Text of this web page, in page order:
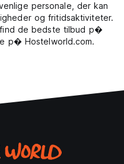
personale, der kan
og fritidsaktiviteter.
de bedste tilbud p�
p� Hostelworld.com.